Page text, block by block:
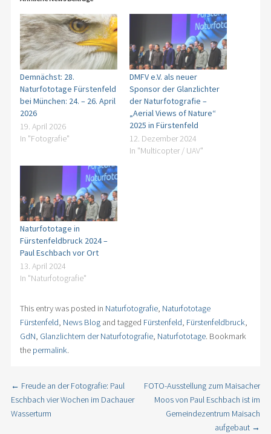
Demnächst: 28.
Naturfototage Fürstenfeld
bei München: 24. – 26. April
2026
19. April 2026
In "Fotografie"
DMFV e.V. als neuer
Sponsor der Glanzlichter
der Naturfotografie –
„Aerial Views of Nature“
2025 in Fürstenfeld
12. Dezember 2024
In "Multicopter / UAV"
Naturfototage in
Fürstenfeldbruck 2024 –
Paul Eschbach vor Ort
13. April 2024
In "Naturfotografie"
This entry was posted in Naturfotografie, Naturfototage
Fürstenfeld News Blogand tagged Fürstenfeld Fürstenfeldbruck
GdN Glanzlichtern der Naturfotografie, Naturfototage. Bookmark
the permalink.
Post navigation
← Freude an der Fotografie: Paul
Eschbach vier Wochen im Dachauer
Wasserturm
FOTO-Ausstellung zum Maisacher
Moos von Paul Eschbach ist im
Gemeindezentrum Maisach
aufgebaut →